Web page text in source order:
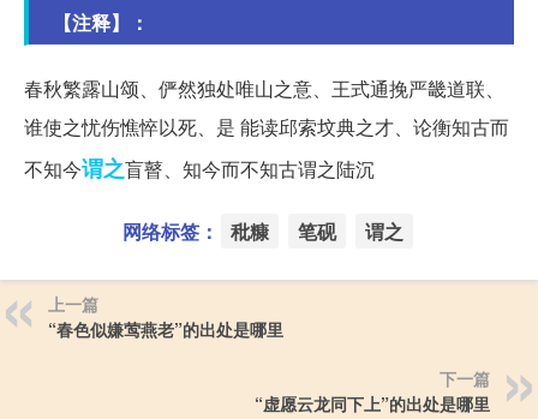
【注释】：
春秋繁露山颂、俨然独处唯山之意、王式通挽严畿道联、
谁使之忧伤憔悴以死、是 能读邱索坟典之才、论衡知古而
不知今谓之盲瞽、知今而不知古谓之陆沉
网络标签： 秕糠 笔砚 谓之
上一篇
“春色似嫌莺燕老”的出处是哪里
下一篇
“虚愿云龙同下上”的出处是哪里